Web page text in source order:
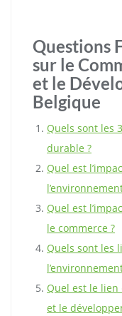
Questions
sur le
et le
Belgique
Quels sont les
durable ?
Quel est
Quel est
le commerce ?
Quels sont les
Quel est le
et le